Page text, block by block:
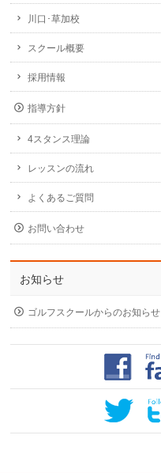
川口･草加校
スクール概要
採用情報
指導方針
4スタンス理論
レッスンの流れ
よくあるご質問
お問い合わせ
お知らせ
ゴルフスクールからのお知らせ